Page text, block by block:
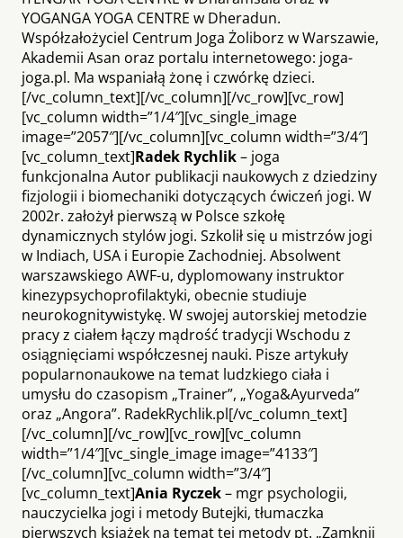
YOGANGA YOGA CENTRE w Dheradun.
Współzałożyciel Centrum Joga Żoliborz w Warszawie,
Akademii Asan oraz portalu internetowego: joga-
joga.pl. Ma wspaniałą żonę i czwórkę dzieci.
[/vc_column_text][/vc_column][/vc_row][vc_row]
[vc_column width=”1/4″][vc_single_image
image=”2057″][/vc_column][vc_column width=”3/4″]
[vc_column_text]Radek Rychlik– joga
funkcjonalna Autor publikacji naukowych z dziedziny
fizjologii i biomechaniki dotyczących ćwiczeń jogi. W
2002r. założył pierwszą w Polsce szkołę
dynamicznych stylów jogi. Szkolił się u mistrzów jogi
w Indiach, USA i Europie Zachodniej. Absolwent
warszawskiego AWF-u, dyplomowany instruktor
kinezypsychoprofilaktyki, obecnie studiuje
neurokognitywistykę. W swojej autorskiej metodzie
pracy z ciałem łączy mądrość tradycji Wschodu z
osiągnięciami współczesnej nauki. Pisze artykuły
popularnonaukowe na temat ludzkiego ciała i
umysłu do czasopism „Trainer”, „Yoga&Ayurveda”
oraz „Angora”. RadekRychlik.pl[/vc_column_text]
[/vc_column][/vc_row][vc_row][vc_column
width=”1/4″][vc_single_image image=”4133″]
[/vc_column][vc_column width=”3/4″]
[vc_column_text]Ania Ryczek– mgr psychologii,
nauczycielka jogi i metody Butejki, tłumaczka
pierwszych książek na temat tej metody pt. „Zamknij